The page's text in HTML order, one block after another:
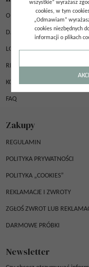
O NAS
DANE FIRMY
LOGOWANIE
REJESTRACJA
KONTAKT
FAQ
Zakupy
REGULAMIN
POLITYKA PRYWATNOŚCI
POLITYKA „COOKIES”
REKLAMACJE I ZWROTY
ZGŁOŚ ZWROT LUB
DARMOWE PRÓBKI
Newsletter
wszystkie” wyrażasz
cookies, w tym
„Odmawiam”
cookies niezbędnych
informacji o plikach